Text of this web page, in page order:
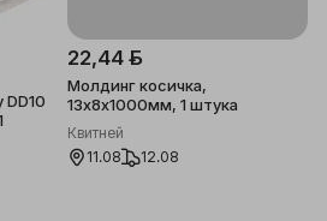
22,44 ƃ
Молдинг косичка,
13x8x1000мм, 1 штука
Квитней
11.08
12.08